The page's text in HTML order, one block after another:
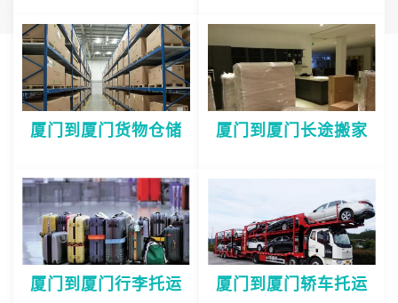
厦门到厦门货物仓储 厦门到厦门长途搬家
厦门到厦门行李托运 厦门到厦门轿车托运